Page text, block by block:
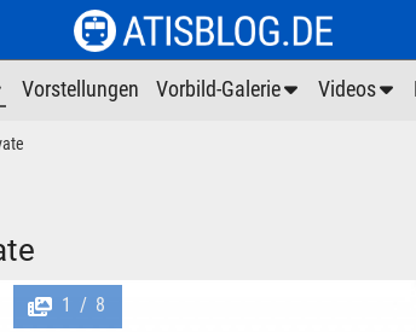
Vorstellungen Vorbild-Galerie Videos
1 / 8